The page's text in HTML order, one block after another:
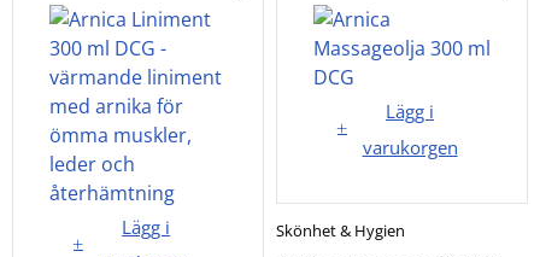
Lägg i
Lägg i
varukorgen
Skönhet & Hygien